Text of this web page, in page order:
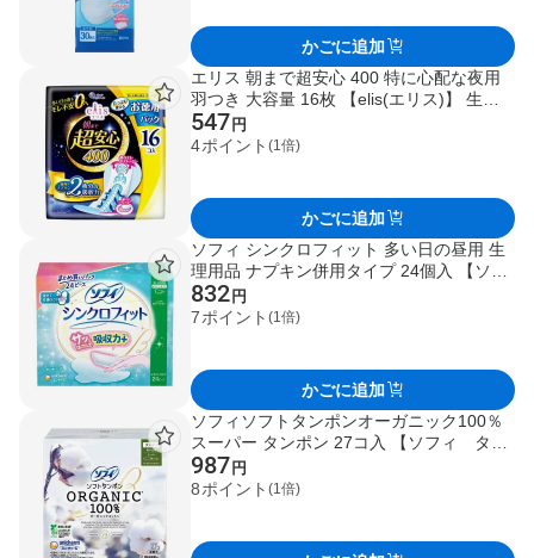
かごに追加
エリス 朝まで超安心 400 特に心配な夜用
羽つき 大容量 16枚 【elis(エリス)】 生理
用ナプキン
547 円
4ポイント (1倍)
かごに追加
ソフィ シンクロフィット 多い日の昼用 生
理用品 ナプキン併用タイプ 24個入 【ソフ
ィ シンクロフィット】 生理用ナプキン
832 円
7ポイント (1倍)
かごに追加
ソフィソフトタンポンオーガニック100％
スーパー タンポン 27コ入 【ソフィ タン
ポン】 タンポン
987 円
8ポイント (1倍)